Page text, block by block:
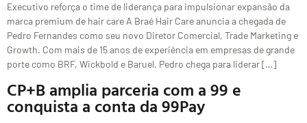
Executivo reforça o time de liderança para impulsionar expansão da
marca premium de hair care A Braé Hair Care anuncia a chegada de
Pedro Fernandes como seu novo Diretor Comercial, Trade Marketing e
Growth. Com mais de 15 anos de experiência em empresas de grande
porte como BRF, Wickbold e Baruel, Pedro chega para liderar […]
CP+B amplia parceria com a 99 e
conquista a conta da 99Pay